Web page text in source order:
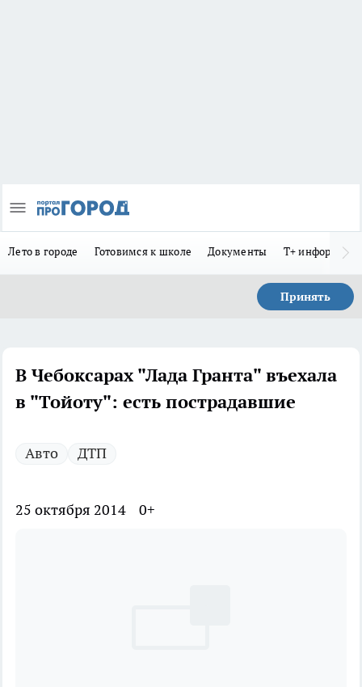
Лето в городе Готовимся к школе Документы Т+
Принять
В Чебоксарах "Лада Гранта" въехала
в "Тойоту": есть пострадавшие
Авто ДТП
25 октября 2014 0+